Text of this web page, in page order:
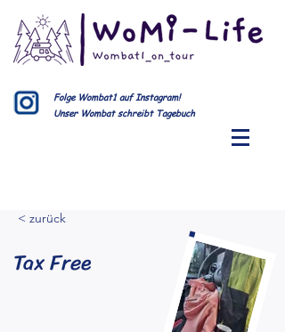
Folge Wombat1 auf Instagram!
Unser Wombat schreibt Tagebuch
< zurück
Tax Free